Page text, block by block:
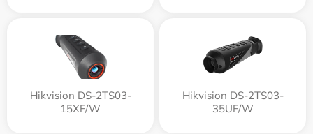
Hikvision DS-2TS03-
15XF/W
Hikvision DS-2TS03-
35UF/W